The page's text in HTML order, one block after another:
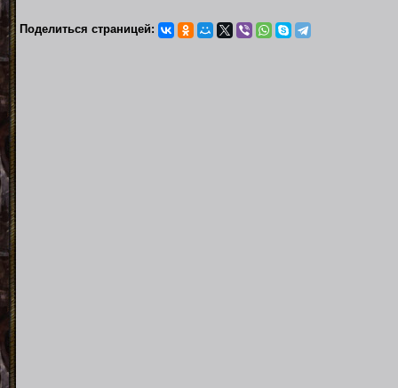
Поделиться страницей: